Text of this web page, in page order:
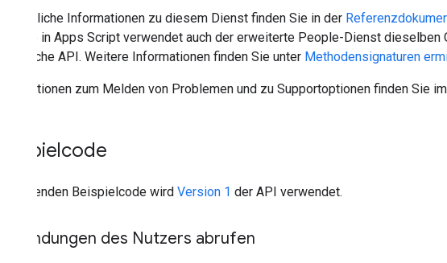
Ausführliche Informationen zu diesem Dienst finden Sie in der
Dienste in Apps Script verwendet auch der erweiterte People-Dienst
öffentliche API. Weitere Informationen finden Sie unter Methodensignaturen
Informationen zum Melden von Problemen und zu Supportoptionen finden Sie im
Beispielcode
Im folgenden Beispielcode wird Version 1 der API verwendet.
Verbindungen des Nutzers abrufen